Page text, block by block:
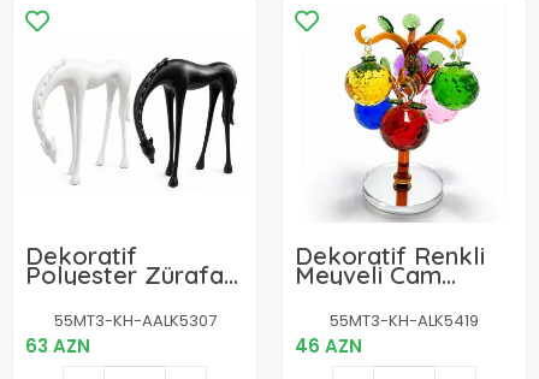
Dekoratif
Polyester Zürafa
Figürü Biblosu
Alk5307
55MT3-KH-AALK5307
63 AZN
Dekoratif Renkli
Meyveli Cam
Bereket Ağacı
Biblosu Alk5419
55MT3-KH-ALK5419
46 AZN